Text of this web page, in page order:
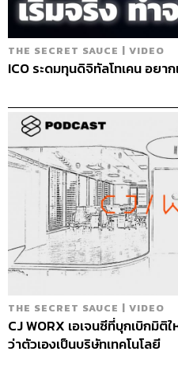
ABOUT
นครินทร์
เทนต์ออน
THE SECRET SAUCE | VIDEO
ICO ระดมทุนดิจิทัลโทเคน อยา
THE SECRET SAUCE | VIDEO
CJ WORX เอเจนซีที่บุกเบิกมิติ
ว่าตัวเองเป็นบริษัทเทคโนโลยี